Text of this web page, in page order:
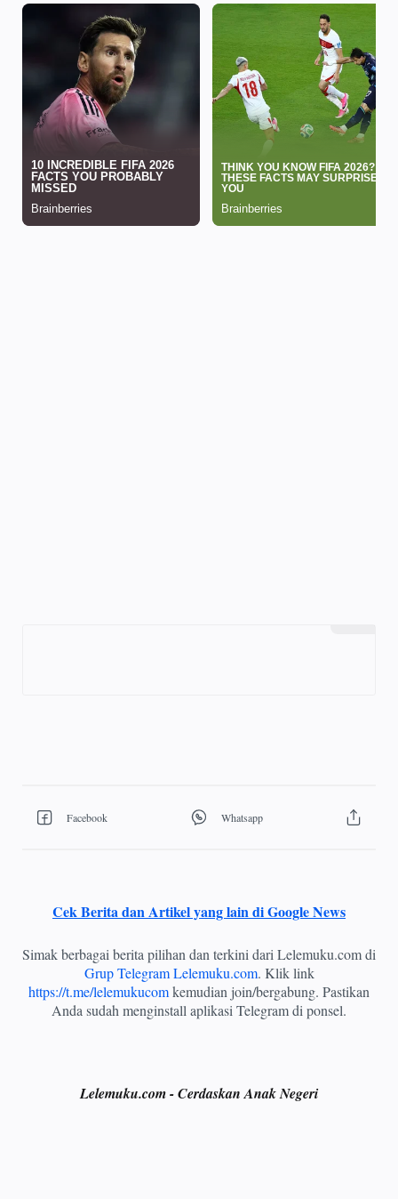
Cek Berita dan Artikel yang lain di Google News
Simak berbagai berita pilihan dan terkini dari Lelemuku.com di
Grup Telegram Lelemuku.com. Klik link
https://t.me/lelemukucomkemudian join/bergabung. Pastikan
Anda sudah menginstall aplikasi Telegram di ponsel.
Lelemuku.com - Cerdaskan Anak Negeri